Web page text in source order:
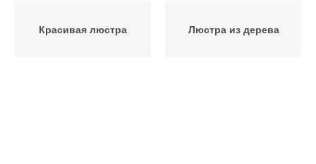
Красивая люстра Люстра из дерева